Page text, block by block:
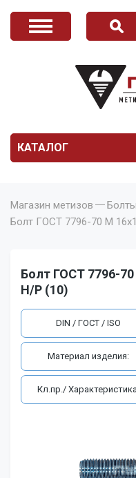
КАТАЛОГ
Магазин метизов Болты
Болт ГОСТ 7796-70 M
Болт ГОСТ 7796-70
Н/Р (10)
DIN / ГОСТ / ISO
Материал изделия:
Кл.пр./